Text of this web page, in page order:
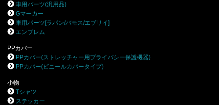
車用パーツ(汎用品)
Gマーカー
車用パーツ[ラパン/バモス/エブリイ]
エンブレム
PPカバー
PPカバー(ストレッチャー用プライバシー保護機器)
PPカバー(ビニールカバータイプ)
小物
Tシャツ
ステッカー